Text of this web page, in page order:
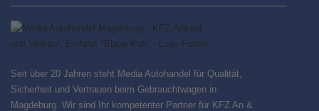
Seit über 20 Jahren steht Media Autohandel für Qualität,
Sicherheit und Vertrauen beim Gebrauchtwagen in
Magdeburg. Wir sind Ihr kompetenter Partner für KFZ An &